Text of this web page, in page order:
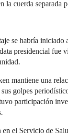
la cuerda separada
se habría
presidencial fue
mantiene una
golpes
participación
el Servicio de